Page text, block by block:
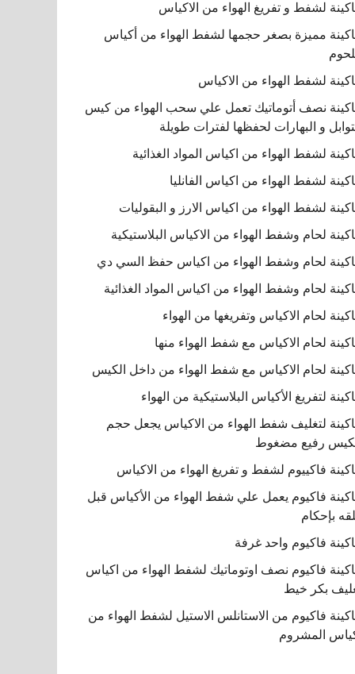
لشفط و تفريغ الهواء من الاكياس
مميزة بصغر حجمها لشفط الهواء من أكياس
لشفط الهواء من الاكياس
نصف أتوماتيك تعمل علي سحب الهواء من كيس
و البهارات لحفظها لفترات طويلة
لشفط الهواء من اكياس المواد الغذائية
لشفط الهواء من اكياس الفانليا
لشفط الهواء من اكياس الارز و البقوليات
لحام وشفط الهواء من الاكياس البلاستيكية
لحام وشفط الهواء من اكياس حفظ السي دي
لحام وشفط الهواء من اكياس المواد الغذائية
لحام الاكياس وتفريغها من الهواء
لحام الاكياس مع شفط الهواء منها
لحام الاكياس مع شفط الهواء من داخل الكيس
لتفريغ الأكياس البلاستيكية من الهواء
لتغليف شفط الهواء من الاكياس يجعل حجم
رفيع مضغوط
فاكييوم لشفط و تفريغ الهواء من الاكياس
فاكيوم يعمل علي شفط الهواء من الأكياس قبل
بإحكام
فاكيوم واحد غرفة
فاكيوم نصف اوتوماتيك لشفط الهواء من اكياس
بكر خيط
فاكيوم من الاستانلس الاستيل لشفط الهواء من
المشروم